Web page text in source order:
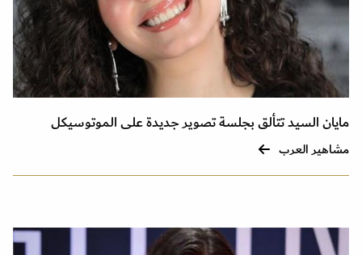
مايان السيد تتألق بجلسة تصوير جديدة على الموتوسيكل
مشاهير العرب